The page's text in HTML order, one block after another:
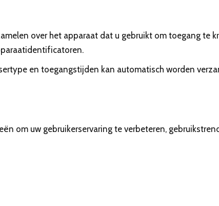
over het apparaat dat u gebruikt om toegang te
en toegangstijden kan automatisch worden
om uw gebruikerservaring te verbeteren,